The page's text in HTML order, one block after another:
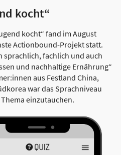
kocht“
kocht“ fand im August
Actionbound-Projekt statt.
sprachlich, fachlich und auch
und nachhaltige Ernährung“
aus Festland China,
war das Sprachniveau
einzutauchen.